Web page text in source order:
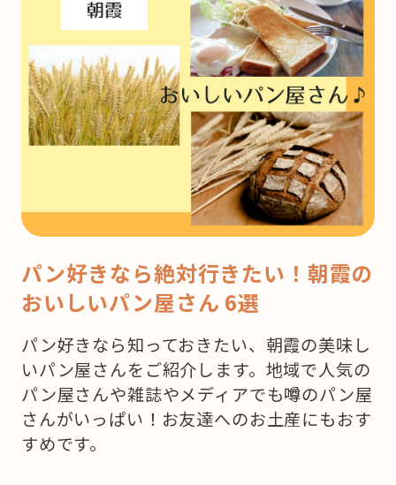
パン好きなら絶対行きたい！朝霞の
おいしいパン屋さん 6選
パン好きなら知っておきたい、朝霞の美味し
いパン屋さんをご紹介します。地域で人気の
パン屋さんや雑誌やメディアでも噂のパン屋
さんがいっぱい！お友達へのお土産にもおす
すめです。